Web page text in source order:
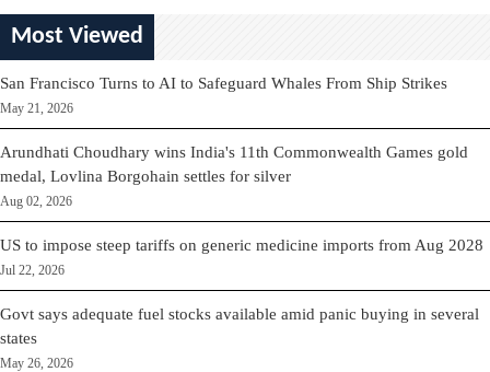
Most Viewed
San Francisco Turns to AI to Safeguard Whales From Ship Strikes
May 21, 2026
Arundhati Choudhary wins India's 11th Commonwealth Games gold
medal, Lovlina Borgohain settles for silver
Aug 02, 2026
US to impose steep tariffs on generic medicine imports from Aug 2028
Jul 22, 2026
Govt says adequate fuel stocks available amid panic buying in several
states
May 26, 2026